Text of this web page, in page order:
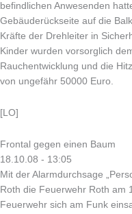
befindlichen Anwesenden
Gebäuderückseite auf die
Kräfte der Drehleiter in
Kinder wurden vorsorglich
Rauchentwicklung und die
von ungefähr 50000 Euro.
[LO]
Frontal gegen einen Baum
18.10.08 - 13:05
Mit der Alarmdurchsage
Roth die Feuerwehr Roth am
Feuerwehr sich am Funk